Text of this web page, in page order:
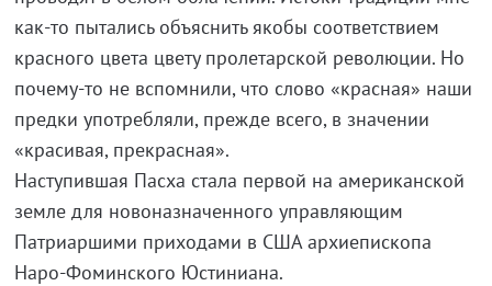
как-то пытались объяснить якобы соответствием
красного цвета цвету пролетарской революции. Но
почему-то не вспомнили, что слово «красная» наши
предки употребляли, прежде всего, в значении
«красивая, прекрасная».
Наступившая Пасха стала первой на американской
земле для новоназначенного управляющим
Патриаршими приходами в США архиепископа
Наро-Фоминского Юстиниана.